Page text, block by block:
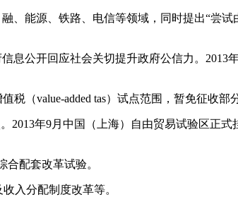
融、能源、铁路、电信等领域，同时提出“尝
息公开回应社会关切提升政府公信力。2013
值税（value-added tas）试点范围，暂免征收
2013年9月中国（上海）自由贸易试验区正
合配套改革试验。
入分配制度改革等。